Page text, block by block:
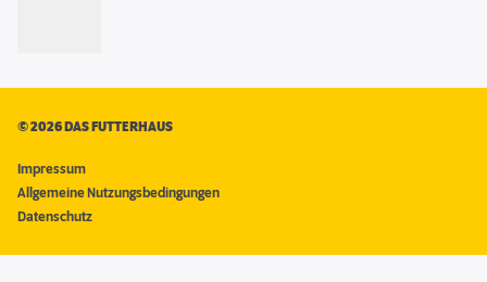
©2026 DAS FUTTERHAUS
Impressum
Allgemeine Nutzungsbedingungen
Datenschutz